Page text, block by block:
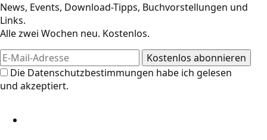
News, Events, Download-Tipps, Buchvorstellungen und
Links.
Alle zwei Wochen neu. Kostenlos.
Die Datenschutzbestimmungen habe ich gelesen
und akzeptiert.